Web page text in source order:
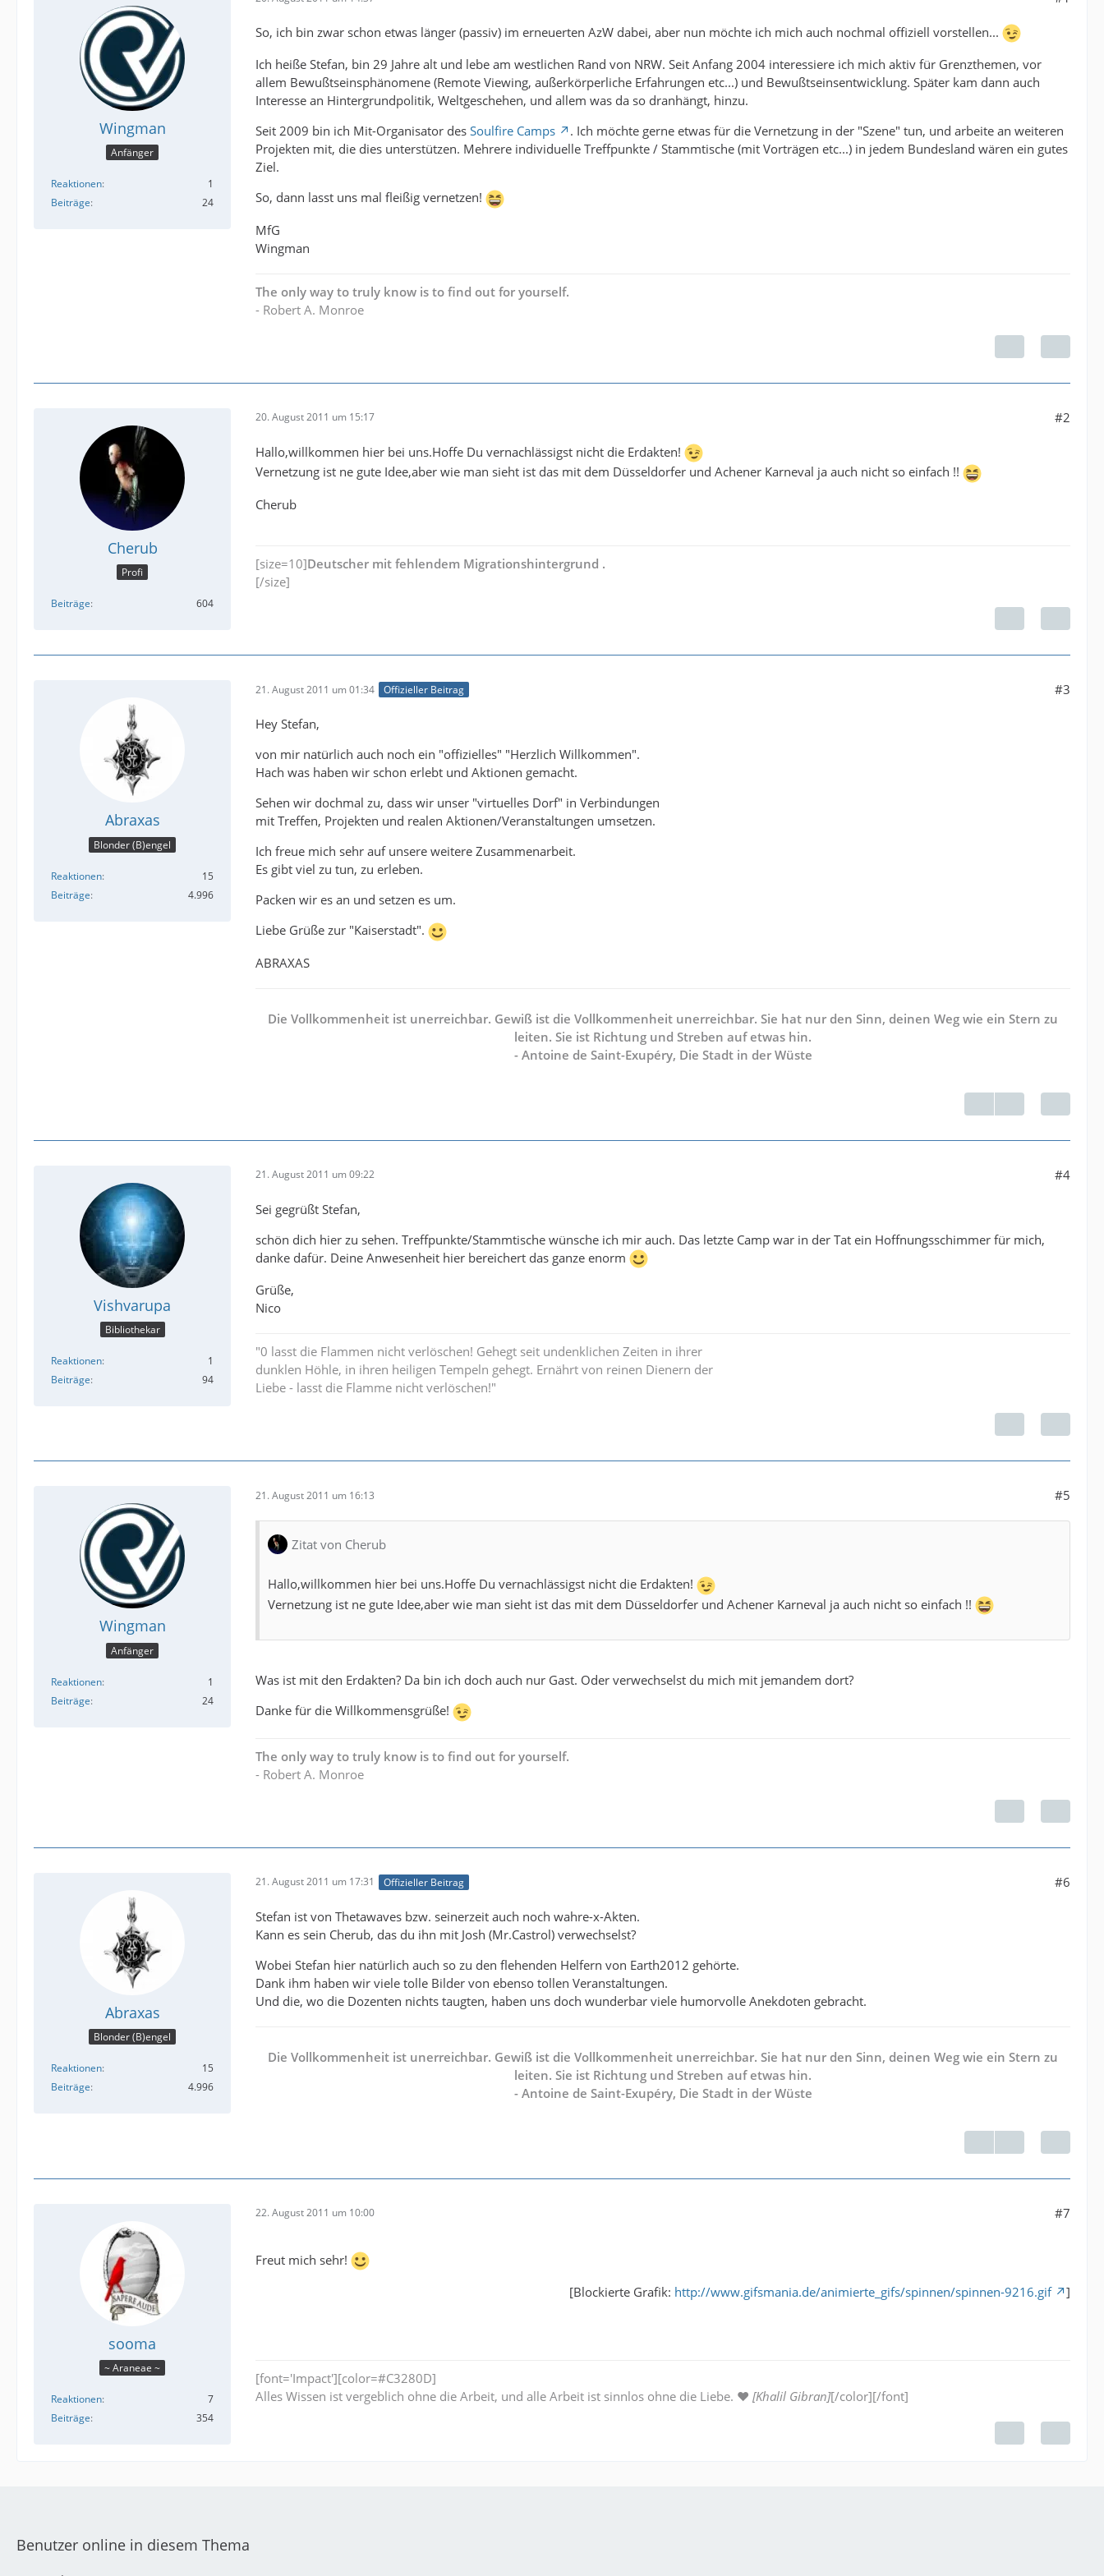
Wingman
Anfänger
Reaktionen
1
Beiträge
24
So, ich bin zwar schon etwas länger (passiv) im erneuerten AzW dabei, aber nun möchte ich mich auch nochmal offiziell vorstellen...
Ich heiße Stefan, bin 29 Jahre alt und lebe am westlichen Rand von NRW. Seit Anfang 2004 interessiere ich mich aktiv für Grenzthemen, vor
allem Bewußtseinsphänomene (Remote Viewing, außerkörperliche Erfahrungen etc...) und Bewußtseinsentwicklung. Später kam dann auch
Interesse an Hintergrundpolitik, Weltgeschehen, und allem was da so dranhängt, hinzu.
Seit 2009 bin ich Mit-Organisator des Soulfire Camps
. Ich möchte gerne etwas für die Vernetzung in der "Szene" tun, und arbeite an weiteren
Projekten mit, die dies unterstützen. Mehrere individuelle Treffpunkte / Stammtische (mit Vorträgen etc...) in jedem Bundesland wären ein gutes
Ziel.
So, dann lasst uns mal fleißig vernetzen!
MfG
Wingman
The only way to truly know is to find out for yourself.
- Robert A. Monroe
Cherub
Profi
Beiträge 604
20. August 2011 um 15:17 #2
Hallo,willkommen hier bei uns.Hoffe Du vernachlässigst nicht die Erdakten!
Vernetzung ist ne gute Idee,aber wie man sieht ist das mit dem Düsseldorfer und Achener Karneval ja auch nicht so einfach !!
Cherub
[size=10]Deutscher mit fehlendem Migrationshintergrund .
[/size]
Abraxas
Blonder (B)engel
Reaktionen
15
Beiträge
4.996
21. August 2011 um 01:34 Offizieller Beitrag #3
Hey Stefan,
von mir natürlich auch noch ein "offizielles" "Herzlich Willkommen".
Hach was haben wir schon erlebt und Aktionen gemacht.
Sehen wir dochmal zu, dass wir unser "virtuelles Dorf" in Verbindungen
mit Treffen, Projekten und realen Aktionen/Veranstaltungen umsetzen.
Ich freue mich sehr auf unsere weitere Zusammenarbeit.
Es gibt viel zu tun, zu erleben.
Packen wir es an und setzen es um.
Liebe Grüße zur "Kaiserstadt".
ABRAXAS
Die Vollkommenheit ist unerreichbar. Gewiß ist die Vollkommenheit unerreichbar. Sie hat nur den Sinn, deinen Weg wie ein Stern zu
leiten. Sie ist Richtung und Streben auf etwas hin.
- Antoine de Saint-Exupéry, Die Stadt in der Wüste
Vishvarupa
Bibliothekar
Reaktionen
1
Beiträge
94
21. August 2011 um 09:22 #4
Sei gegrüßt Stefan,
schön dich hier zu sehen. Treffpunkte/Stammtische wünsche ich mir auch. Das letzte Camp war in der Tat ein Hoffnungsschimmer für mich,
danke dafür. Deine Anwesenheit hier bereichert das ganze enorm
Grüße,
Nico
"0 lasst die Flammen nicht verlöschen! Gehegt seit undenklichen Zeiten in ihrer
dunklen Höhle, in ihren heiligen Tempeln gehegt. Ernährt von reinen Dienern der
Liebe - lasst die Flamme nicht verlöschen!"
Wingman
Anfänger
Reaktionen
1
Beiträge
24
21. August 2011 um 16:13 #5
Zitat von Cherub
Hallo,willkommen hier bei uns.Hoffe Du vernachlässigst nicht die Erdakten!
Vernetzung ist ne gute Idee,aber wie man sieht ist das mit dem Düsseldorfer und Achener Karneval ja auch nicht so einfach !!
Was ist mit den Erdakten? Da bin ich doch auch nur Gast. Oder verwechselst du mich mit jemandem dort?
Danke für die Willkommensgrüße!
The only way to truly know is to find out for yourself.
- Robert A. Monroe
Abraxas
Blonder (B)engel
Reaktionen
15
Beiträge
4.996
21. August 2011 um 17:31 Offizieller Beitrag #6
Stefan ist von Thetawaves bzw. seinerzeit auch noch wahre-x-Akten.
Kann es sein Cherub, das du ihn mit Josh (Mr.Castrol) verwechselst?
Wobei Stefan hier natürlich auch so zu den flehenden Helfern von Earth2012 gehörte.
Dank ihm haben wir viele tolle Bilder von ebenso tollen Veranstaltungen.
Und die, wo die Dozenten nichts taugten, haben uns doch wunderbar viele humorvolle Anekdoten gebracht.
Die Vollkommenheit ist unerreichbar. Gewiß ist die Vollkommenheit unerreichbar. Sie hat nur den Sinn, deinen Weg wie ein Stern zu
leiten. Sie ist Richtung und Streben auf etwas hin.
- Antoine de Saint-Exupéry, Die Stadt in der Wüste
sooma
~ Araneae ~
Reaktionen
7
Beiträge
354
22. August 2011 um 10:00 #7
Freut mich sehr!
[Blockierte Grafik: http://www.gifsmania.de/animierte_gifs/spinnen/spinnen-9216.gif ]
[font='Impact'][color=#C3280D]
Alles Wissen ist vergeblich ohne die Arbeit, und alle Arbeit ist sinnlos ohne die Liebe. ♥ [Khalil Gibran][/color][/font]
Benutzer online in diesem Thema